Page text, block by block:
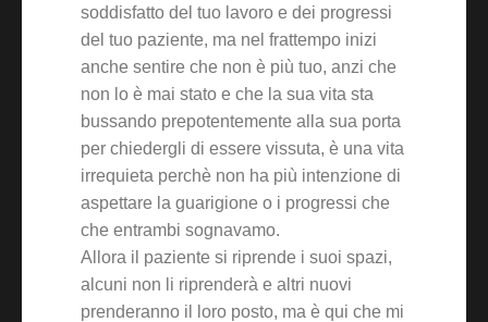
soddisfatto del tuo lavoro e dei progressi
del tuo paziente, ma nel frattempo inizi
anche sentire che non è più tuo, anzi che
non lo è mai stato e che la sua vita sta
bussando prepotentemente alla sua porta
per chiedergli di essere vissuta, è una vita
irrequieta perchè non ha più intenzione di
aspettare la guarigione o i progressi che
che entrambi sognavamo.
Allora il paziente si riprende i suoi spazi,
alcuni non li riprenderà e altri nuovi
prenderanno il loro posto, ma è qui che mi